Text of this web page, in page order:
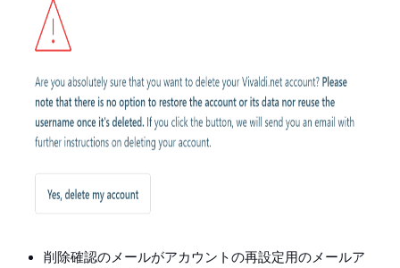
削除確認のメールがアカウントの再設定用のメールア